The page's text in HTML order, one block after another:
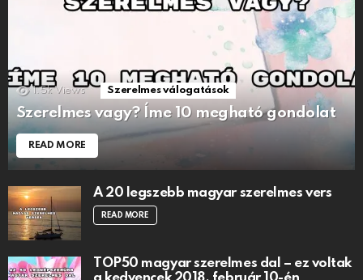
1.5k Views Szerelmes válogatások
Szerelmes vagy? Íme 10 megható gondolat
READ MORE
A 20 legszebb magyar szerelmes vers
READ MORE
TOP50 magyar szerelmes dal – ez voltak